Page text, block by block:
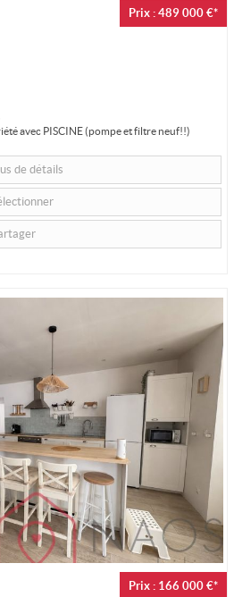
Prix : 489 000 €*
avec PISCINE (pompe et filtre neuf!!)
de détails
Prix : 166 000 €*